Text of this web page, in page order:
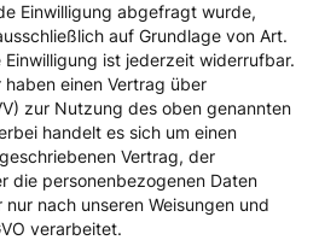
Einwilligung abgefragt wurde,
auf Grundlage von Art.
Einwilligung ist jederzeit widerrufbar.
einen Vertrag über
zur Nutzung des oben genannten
handelt es sich um einen
Vertrag, der
die personenbezogenen Daten
nach unseren Weisungen und
verarbeitet.